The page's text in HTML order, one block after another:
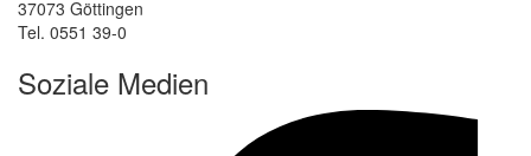
37073 Göttingen
Tel. 0551 39-0
Soziale Medien